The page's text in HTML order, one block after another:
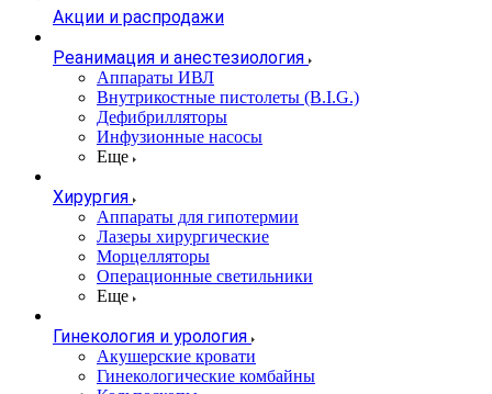
Акции и распродажи
Реанимация и анестезиология
Аппараты ИВЛ
Внутрикостные пистолеты (B.I.G.)
Дефибрилляторы
Инфузионные насосы
Еще
Хирургия
Аппараты для гипотермии
Лазеры хирургические
Морцелляторы
Операционные светильники
Еще
Гинекология и урология
Акушерские кровати
Гинекологические комбайны